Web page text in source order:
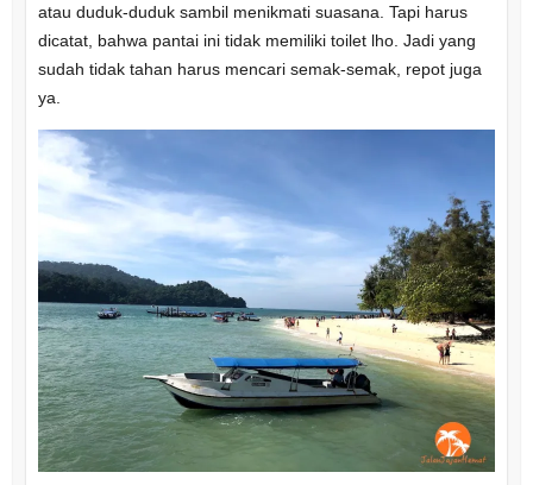
atau duduk-duduk sambil menikmati suasana. Tapi harus
dicatat, bahwa pantai ini tidak memiliki toilet lho. Jadi yang
sudah tidak tahan harus mencari semak-semak, repot juga
ya.